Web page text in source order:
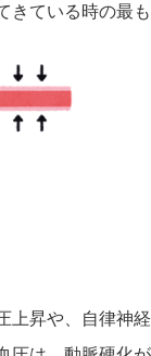
ている時の最も
上昇や、自律神